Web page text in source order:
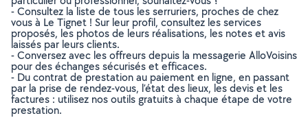
- Consultez la liste de tous les serruriers, proches de chez
vous à Le Tignet ! Sur leur profil, consultez les services
proposés, les photos de leurs réalisations, les notes et avis
laissés par leurs clients.
- Conversez avec les offreurs depuis la messagerie AlloVoisins
pour des échanges sécurisés et efficaces.
- Du contrat de prestation au paiement en ligne, en passant
par la prise de rendez-vous, l’état des lieux, les devis et les
factures : utilisez nos outils gratuits à chaque étape de votre
prestation.